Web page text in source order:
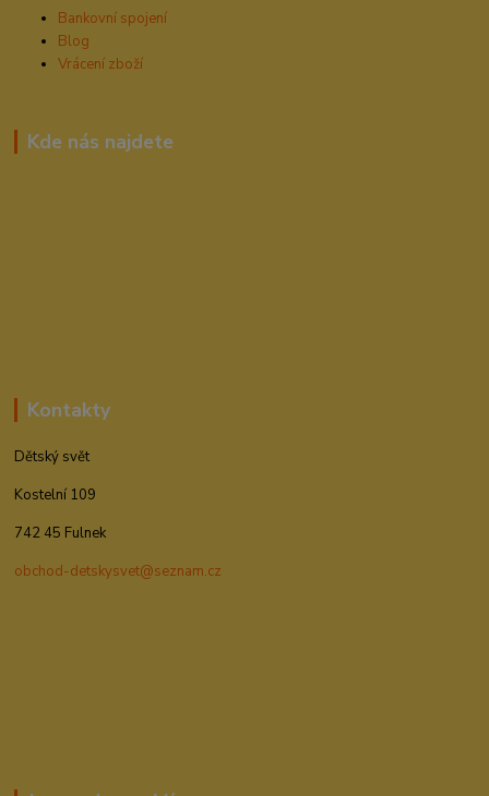
Bankovní spojení
Blog
Vrácení zboží
Kde nás najdete
Kontakty
Dětský svět
Kostelní 109
742 45 Fulnek
obchod-detskysvet@seznam.cz